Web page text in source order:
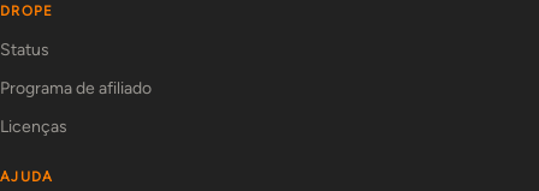
DROPE
Status
Programa de afiliado
Licenças
AJUDA